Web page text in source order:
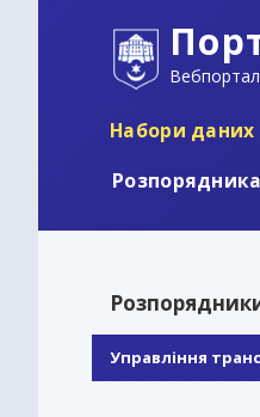
Вебпортал
Набори даних
Управління